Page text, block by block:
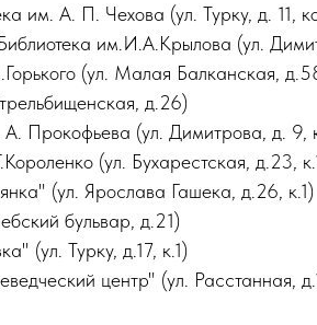
им. А. П. Чехова (ул. Турку, д. 11,
им.И.А.Крылова (ул.
(ул. Малая Балканская,
д.26)
Прокофьева (ул. Димитрова, д. 9,
(ул. Бухарестская, д.23,
(ул. Ярослава Гашека, д.26, к.1)
бульвар, д.21)
(ул. Турку, д.17, к.1)
центр" (ул. Расстанная,